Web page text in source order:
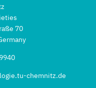
70
chemnitz.de